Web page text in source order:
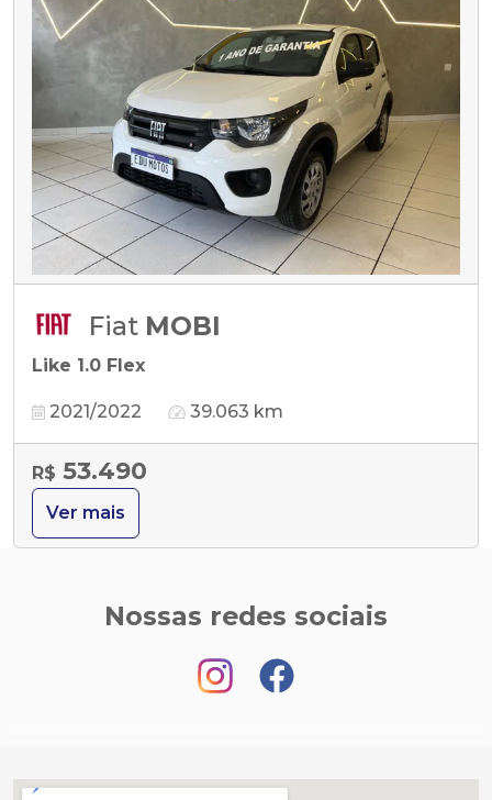
Fiat MOBI
Like 1.0 Flex
2021/2022 39.063 km
R$ 53.490
Ver mais
Nossas redes sociais